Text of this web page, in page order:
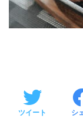
ツイート シ